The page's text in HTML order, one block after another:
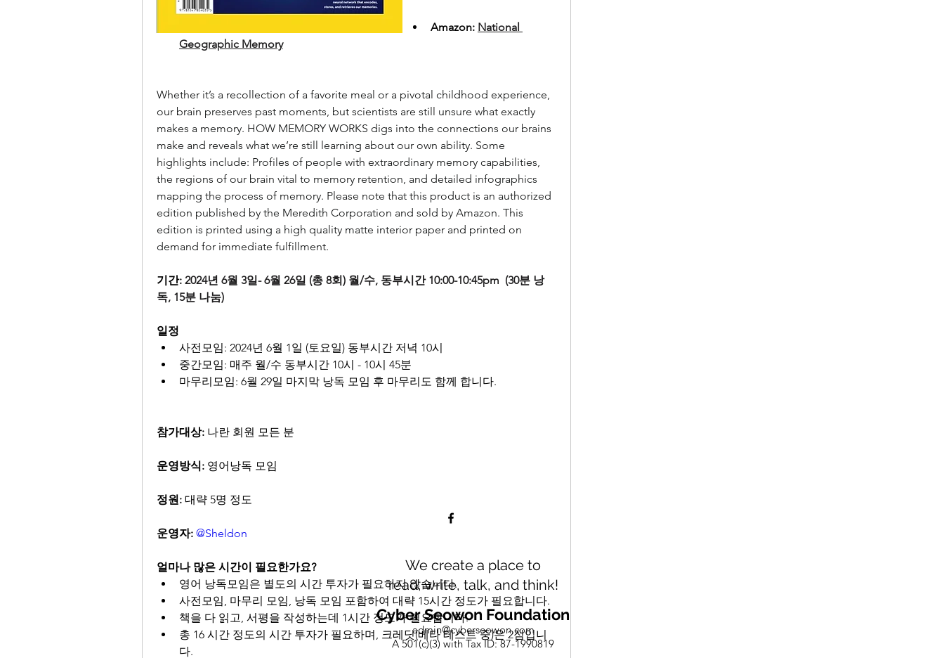
Amazon: National
Geographic Memory
Whether it’s a recollection of a favorite meal or a pivotal childhood experience,
our brain preserves past moments, but scientists are still unsure what exactly
makes a memory. HOW MEMORY WORKS digs into the connections our brains
make and reveals what we’re still learning about our own ability. Some
highlights include: Profiles of people with extraordinary memory capabilities,
the regions of our brain vital to memory retention, and detailed infographics
mapping the process of memory. Please note that this product is an authorized
edition published by the Meredith Corporation and sold by Amazon. This
edition is printed using a high quality matte interior paper and printed on
demand for immediate fulfillment.
기간: 2024년 6월 3일- 6월 26일 (총 8회) 월/수, 동부시간 10:00-10:45pm  (30분 낭
독, 15분 나눔)
일정
사전모임: 2024년 6월 1일 (토요일) 동부시간 저녁 10시
중간모임: 매주 월/수 동부시간 10시 - 10시 45분
마무리모임: 6월 29일 마지막 낭독 모임 후 마무리도 함께 합니다.
참가대상: 나란 회원 모든 분
운영방식: 영어낭독 모임
정원: 대략 5명 정도
운영자: @Sheldon
얼마나 많은 시간이 필요한가요?
영어 낭독모임은 별도의 시간 투자가 필요하지 않습니다.
사전모임, 마무리 모임, 낭독 모임 포함하여 대략 15시간 정도가 필요합니다.
책을 다 읽고, 서평을 작성하는데 1시간 정도가 필요합니다.
총 16 시간 정도의 시간 투자가 필요하며, 크레딧(베타 테스트 중)은 2점입니
다.
We create a place to
read, write, talk, and think!
Cyber Seowon Foundation
admin@cyberseowon.com
A 501(c)(3) with Tax ID: 87-1990819